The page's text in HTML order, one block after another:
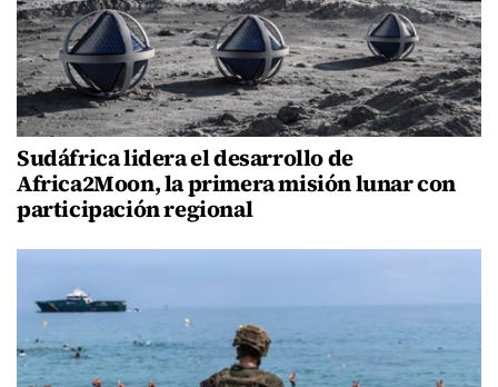
Sudáfrica lidera el desarrollo de
Africa2Moon, la primera misión lunar con
participación regional